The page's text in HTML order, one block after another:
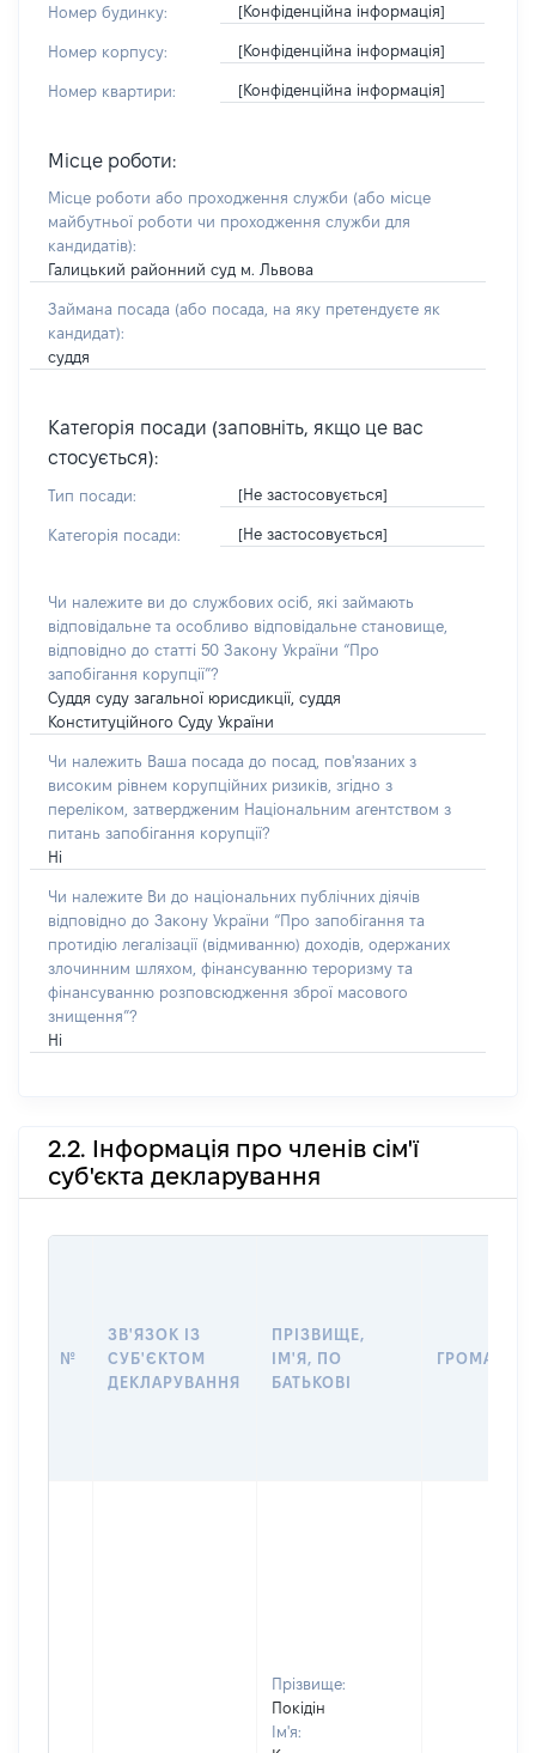
Номер будинку: [Конфіденційна інформація]
Номер корпусу: [Конфіденційна інформація]
Номер квартири: [Конфіденційна інформація]
Місце роботи:
Місце роботи або проходження служби (або місце
майбутньої роботи чи проходження служби для
кандидатів):
Галицький районний суд м. Львова
Займана посада (або посада, на яку претендуєте як
кандидат):
суддя
Категорія посади (заповніть, якщо це вас
стосується):
Тип посади: [Не застосовується]
Категорія посади: [Не застосовується]
Чи належите ви до службових осіб, які займають
відповідальне та особливо відповідальне становище,
відповідно до статті 50 Закону України “Про
запобігання корупції”?
Суддя суду загальної юрисдикції, суддя
Конституційного Суду України
Чи належить Ваша посада до посад, пов'язаних з
високим рівнем корупційних ризиків, згідно з
переліком, затвердженим Національним агентством з
питань запобігання корупції?
Ні
Чи належите Ви до національних публічних діячів
відповідно до Закону України “Про запобігання та
протидію легалізації (відмиванню) доходів, одержаних
злочинним шляхом, фінансуванню тероризму та
фінансуванню розповсюдження зброї масового
знищення”?
Ні
2.2. Інформація про членів сім'ї
суб'єкта декларування
№
ЗВ'ЯЗОК ІЗ
СУБ'ЄКТОМ
ДЕКЛАРУВАННЯ
ПРІЗВИЩЕ,
ІМ'Я, ПО
БАТЬКОВІ
Прізвище:
Покідін
Ім'я: